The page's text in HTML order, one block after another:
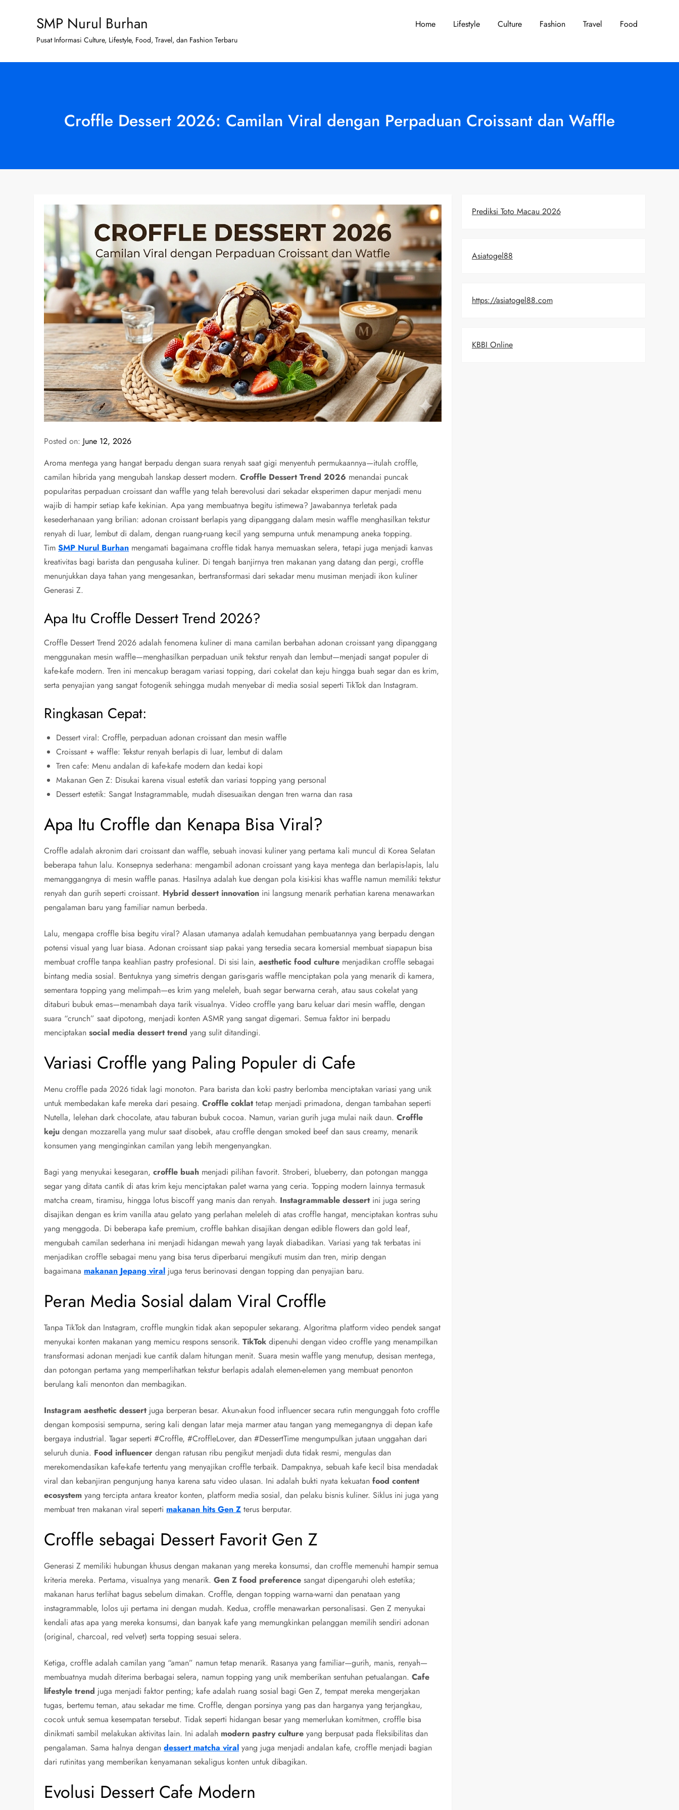
SMP Nurul Burhan
Pusat Informasi Culture, Lifestyle, Food, Travel, dan Fashion Terbaru
Home Lifestyle Culture Fashion Travel Food
Croffle Dessert 2026: Camilan Viral dengan Perpaduan Croissant dan Waffle
Posted on: June 12, 2026
Aroma mentega yang hangat berpadu dengan suara renyah saat gigi menyentuh permukaannya—itulah croffle,
camilan hibrida yang mengubah lanskap dessert modern.Croffle Dessert Trend 2026 menandai puncak
popularitas perpaduan croissant dan waffle yang telah berevolusi dari sekadar eksperimen dapur menjadi menu
wajib di hampir setiap kafe kekinian. Apa yang membuatnya begitu istimewa? Jawabannya terletak pada
kesederhanaan yang brilian: adonan croissant berlapis yang dipanggang dalam mesin waffle menghasilkan tekstur
renyah di luar, lembut di dalam, dengan ruang-ruang kecil yang sempurna untuk menampung aneka topping.
TimSMP Nurul Burhan mengamati bagaimana croffle tidak hanya memuaskan selera, tetapi juga menjadi kanvas
kreativitas bagi barista dan pengusaha kuliner. Di tengah banjirnya tren makanan yang datang dan pergi, croffle
menunjukkan daya tahan yang mengesankan, bertransformasi dari sekadar menu musiman menjadi ikon kuliner
Generasi Z.
Apa Itu Croffle Dessert Trend 2026?
Croffle Dessert Trend 2026 adalah fenomena kuliner di mana camilan berbahan adonan croissant yang dipanggang
menggunakan mesin waffle—menghasilkan perpaduan unik tekstur renyah dan lembut—menjadi sangat populer di
kafe-kafe modern. Tren ini mencakup beragam variasi topping, dari cokelat dan keju hingga buah segar dan es krim,
serta penyajian yang sangat fotogenik sehingga mudah menyebar di media sosial seperti TikTok dan Instagram.
Ringkasan Cepat:
Dessert viral: Croffle, perpaduan adonan croissant dan mesin waffle
Croissant + waffle: Tekstur renyah berlapis di luar, lembut di dalam
Tren cafe: Menu andalan di kafe-kafe modern dan kedai kopi
Makanan Gen Z: Disukai karena visual estetik dan variasi topping yang personal
Dessert estetik: Sangat Instagrammable, mudah disesuaikan dengan tren warna dan rasa
Apa Itu Croffle dan Kenapa Bisa Viral?
Croffle adalah akronim dari croissant dan waffle, sebuah inovasi kuliner yang pertama kali muncul di Korea Selatan
beberapa tahun lalu. Konsepnya sederhana: mengambil adonan croissant yang kaya mentega dan berlapis-lapis, lalu
memanggangnya di mesin waffle panas. Hasilnya adalah kue dengan pola kisi-kisi khas waffle namun memiliki tekstur
renyah dan gurih seperti croissant. Hybrid dessert innovation ini langsung menarik perhatian karena menawarkan
pengalaman baru yang familiar namun berbeda.
Lalu, mengapa croffle bisa begitu viral? Alasan utamanya adalah kemudahan pembuatannya yang berpadu dengan
potensi visual yang luar biasa. Adonan croissant siap pakai yang tersedia secara komersial membuat siapapun bisa
membuat croffle tanpa keahlian pastry profesional. Di sisi lain,aesthetic food culture menjadikan croffle sebagai
bintang media sosial. Bentuknya yang simetris dengan garis-garis waffle menciptakan pola yang menarik di kamera,
sementara topping yang melimpah—es krim yang meleleh, buah segar berwarna cerah, atau saus cokelat yang
ditaburi bubuk emas—menambah daya tarik visualnya. Video croffle yang baru keluar dari mesin waffle, dengan
suara “crunch” saat dipotong, menjadi konten ASMR yang sangat digemari. Semua faktor ini berpadu
menciptakansocial media dessert trend yang sulit ditandingi.
Variasi Croffle yang Paling Populer di Cafe
Menu croffle pada 2026 tidak lagi monoton. Para barista dan koki pastry berlomba menciptakan variasi yang unik
untuk membedakan kafe mereka dari pesaing.Croffle coklat tetap menjadi primadona, dengan tambahan seperti
Nutella, lelehan dark chocolate, atau taburan bubuk cocoa. Namun, varian gurih juga mulai naik daun.Croffle
keju dengan mozzarella yang mulur saat disobek, atau croffle dengan smoked beef dan saus creamy, menarik
konsumen yang menginginkan camilan yang lebih mengenyangkan.
Bagi yang menyukai kesegaran,croffle buah menjadi pilihan favorit. Stroberi, blueberry, dan potongan mangga
segar yang ditata cantik di atas krim keju menciptakan palet warna yang ceria. Topping modern lainnya termasuk
matcha cream, tiramisu, hingga lotus biscoff yang manis dan renyah. Instagrammable dessert ini juga sering
disajikan dengan es krim vanilla atau gelato yang perlahan meleleh di atas croffle hangat, menciptakan kontras suhu
yang menggoda. Di beberapa kafe premium, croffle bahkan disajikan dengan edible flowers dan gold leaf,
mengubah camilan sederhana ini menjadi hidangan mewah yang layak diabadikan. Variasi yang tak terbatas ini
menjadikan croffle sebagai menu yang bisa terus diperbarui mengikuti musim dan tren, mirip dengan
bagaimana makanan Jepang viral juga terus berinovasi dengan topping dan penyajian baru.
Peran Media Sosial dalam Viral Croffle
Tanpa TikTok dan Instagram, croffle mungkin tidak akan sepopuler sekarang. Algoritma platform video pendek sangat
menyukai konten makanan yang memicu respons sensorik.TikTok dipenuhi dengan video croffle yang menampilkan
transformasi adonan menjadi kue cantik dalam hitungan menit. Suara mesin waffle yang menutup, desisan mentega,
dan potongan pertama yang memperlihatkan tekstur berlapis adalah elemen-elemen yang membuat penonton
berulang kali menonton dan membagikan.
Instagram aesthetic dessert juga berperan besar. Akun-akun food influencer secara rutin mengunggah foto croffle
dengan komposisi sempurna, sering kali dengan latar meja marmer atau tangan yang memegangnya di depan kafe
bergaya industrial. Tagar seperti #Croffle, #CroffleLover, dan #DessertTime mengumpulkan jutaan unggahan dari
seluruh dunia. Food influencer dengan ratusan ribu pengikut menjadi duta tidak resmi, mengulas dan
merekomendasikan kafe-kafe tertentu yang menyajikan croffle terbaik. Dampaknya, sebuah kafe kecil bisa mendadak
viral dan kebanjiran pengunjung hanya karena satu video ulasan. Ini adalah bukti nyata kekuatanfood content
ecosystem yang tercipta antara kreator konten, platform media sosial, dan pelaku bisnis kuliner. Siklus ini juga yang
membuat tren makanan viral seperti makanan hits Gen Z terus berputar.
Croffle sebagai Dessert Favorit Gen Z
Generasi Z memiliki hubungan khusus dengan makanan yang mereka konsumsi, dan croffle memenuhi hampir semua
kriteria mereka. Pertama, visualnya yang menarik.Gen Z food preference sangat dipengaruhi oleh estetika;
makanan harus terlihat bagus sebelum dimakan. Croffle, dengan topping warna-warni dan penataan yang
instagrammable, lolos uji pertama ini dengan mudah. Kedua, croffle menawarkan personalisasi. Gen Z menyukai
kendali atas apa yang mereka konsumsi, dan banyak kafe yang memungkinkan pelanggan memilih sendiri adonan
(original, charcoal, red velvet) serta topping sesuai selera.
Ketiga, croffle adalah camilan yang “aman” namun tetap menarik. Rasanya yang familiar—gurih, manis, renyah—
membuatnya mudah diterima berbagai selera, namun topping yang unik memberikan sentuhan petualangan.Cafe
lifestyle trend juga menjadi faktor penting; kafe adalah ruang sosial bagi Gen Z, tempat mereka mengerjakan
tugas, bertemu teman, atau sekadar me time. Croffle, dengan porsinya yang pas dan harganya yang terjangkau,
cocok untuk semua kesempatan tersebut. Tidak seperti hidangan besar yang memerlukan komitmen, croffle bisa
dinikmati sambil melakukan aktivitas lain. Ini adalah modern pastry culture yang berpusat pada fleksibilitas dan
pengalaman. Sama halnya dengandessert matcha viral yang juga menjadi andalan kafe, croffle menjadi bagian
dari rutinitas yang memberikan kenyamanan sekaligus konten untuk dibagikan.
Evolusi Dessert Cafe Modern
Prediksi Toto Macau 2026
Asiatogel88
https://asiatogel88.com
KBBI Online